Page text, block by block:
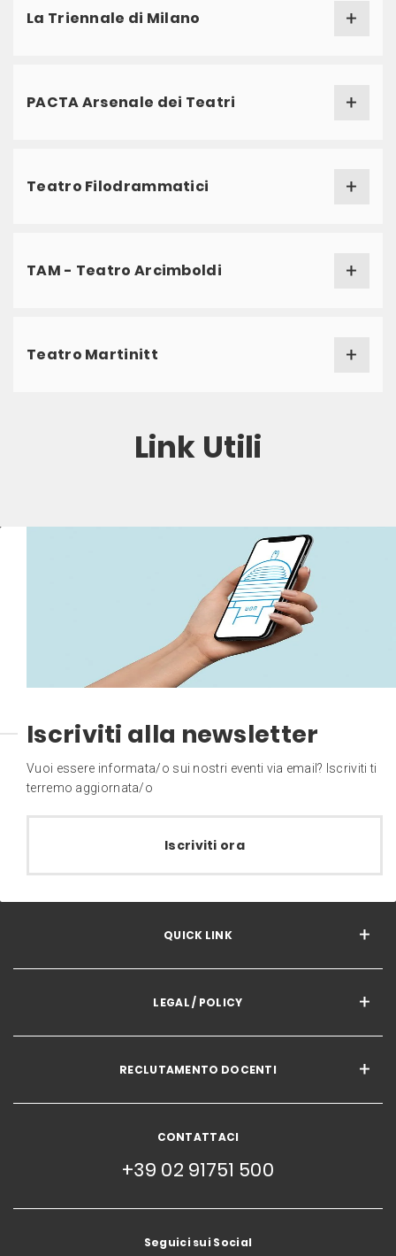
La Triennale di Milano
PACTA Arsenale dei Teatri
Teatro Filodrammatici
TAM - Teatro Arcimboldi
Teatro Martinitt
Link Utili
Iscriviti alla newsletter
Vuoi essere informata/o sui nostri eventi via email? Iscriviti ti
terremo aggiornata/o
Iscriviti ora
QUICK LINK
LEGAL / POLICY
RECLUTAMENTO DOCENTI
CONTATTACI
+39 02 91751 500
Seguici sui Social